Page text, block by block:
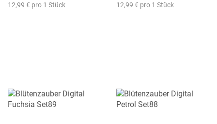
12,99 € pro 1 Stück 12,99 € pro 1 Stück